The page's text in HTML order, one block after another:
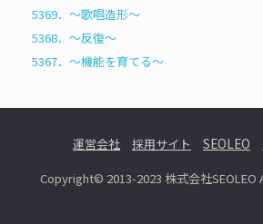
5369．～歌唱造形〜
5368．～反復〜
5367．～機能を育てる〜
運営会社 採用サイト SEOLEO
Copyright© 2013-2023 株式会社SEOLEO